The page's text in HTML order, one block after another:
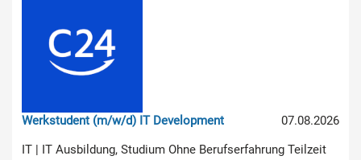
07.08.2026
Werkstudent (m/w/d) IT Development
IT | IT Ausbildung, Studium Ohne Berufserfahrung Teilzeit